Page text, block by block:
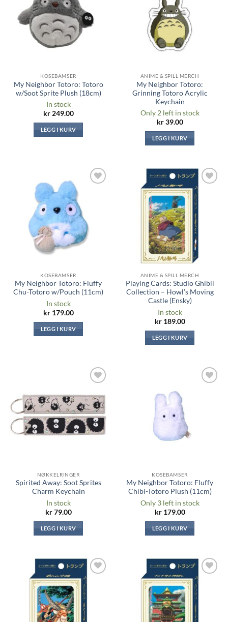
KOSEBAMSER
My Neighbor Totoro: Totoro
w/Soot Sprite Plush (18cm)
In stock
kr249.00
LEGG I KURV
ANIME & SPILL MERCH
My Neighbor Totoro:
Grinning Totoro Acrylic
Keychain
Only 2 left in stock
kr39.00
LEGG I KURV
ønskeliste
KOSEBAMSER
My Neighbor Totoro: Fluffy
Chu-Totoro w/Pouch (11cm)
In stock
kr179.00
LEGG I KURV
Legg til i
ønskeliste
ANIME & SPILL MERCH
Playing Cards: Studio Ghibli
Collection – Howl’s Moving
Castle (Ensky)
In stock
kr189.00
LEGG I KURV
ønskeliste
NØKKELRINGER
Spirited Away: Soot Sprites
Charm Keychain
In stock
kr79.00
LEGG I KURV
KOSEBAMSER
My Neighbor Totoro: Fluffy
Chibi-Totoro Plush (11cm)
Only 3 left in stock
kr179.00
LEGG I KURV
Legg til i
ønskeliste
Legg til i
ønskeliste